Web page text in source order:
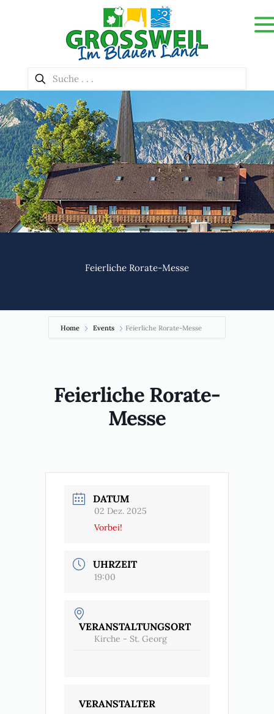
Feierliche Rorate-Messe
Home Events Feierliche Rorate-Messe
Feierliche Rorate-
Messe
DATUM
02 Dez. 2025
Vorbei!
UHRZEIT
19:00
VERANSTALTUNGSORT
Kirche - St. Georg
VERANSTALTER